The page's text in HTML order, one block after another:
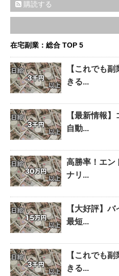
購読する
在宅副業：総合 TOP 5
【これでも
きる...
【最新情報
自動...
高勝率！エン
ナリ...
【大好評】
最短...
【これでも
きる...